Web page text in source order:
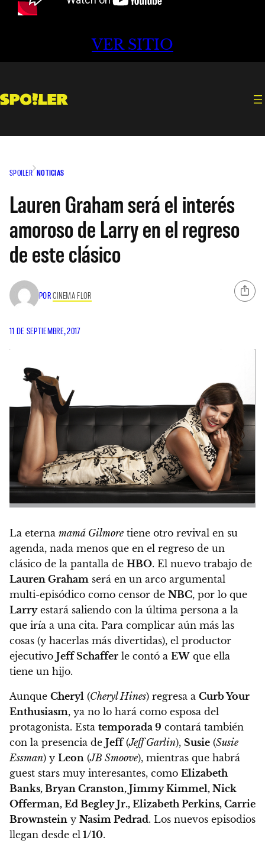
VER SITIO
SPOILER NOTICIAS
Lauren Graham será el interés
amoroso de Larry en el regreso
de este clásico
PORCINEMA FLOR
11 DE SEPTIEMBRE, 2017
La eterna mamá Gilmore tiene otro revival en su
agenda, nada menos que en el regreso de un
clásico de la pantalla de HBO. El nuevo trabajo de
Lauren Graham será en un arco argumental
multi-episódico como censor de NBC, por lo que
Larryestará saliendo con la última persona a la
que iría a una cita. Para complicar aún más las
cosas (y hacerlas más divertidas), el productor
ejecutivo Jeff Schaffer le contó a EW que ella
tiene un hijo.
Aunque Cheryl (Cheryl Hines) regresa a Curb Your
Enthusiasm, ya no lo hará como esposa del
protagonista. Esta temporada 9 contará también
con la presencia de Jeff(Jeff Garlin), Susie (Susie
Essman) y Leon (JB Smoove), mientras que habrá
guest stars muy interesantes, como Elizabeth
Banks, Bryan Cranston, Jimmy Kimmel, Nick
Offerman, Ed Begley Jr., Elizabeth Perkins, Carrie
Brownstein y Nasim Pedrad. Los nuevos episodios
llegan desde el 1/10.